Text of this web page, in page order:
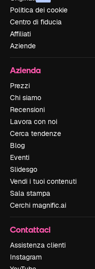
Politica dei cookie
Centro di fiducia
Affiliati
Aziende
Azienda
Prezzi
Chi siamo
Recensioni
Lavora con noi
Cerca tendenze
Blog
Eventi
Slidesgo
Vendi i tuoi contenuti
Sala stampa
Cerchi magnific.ai
Contattaci
Assistenza clienti
Instagram